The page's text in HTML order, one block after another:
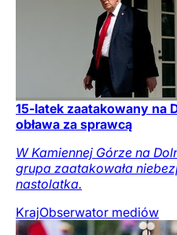
15-latek zaatakowany na
obława za sprawcą
W Kamiennej Górze na
grupa zaatakowała
nastolatka.
KrajObserwator mediów